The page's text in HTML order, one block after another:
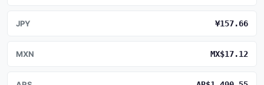
JPY ¥157.66
MXN MX$17.12